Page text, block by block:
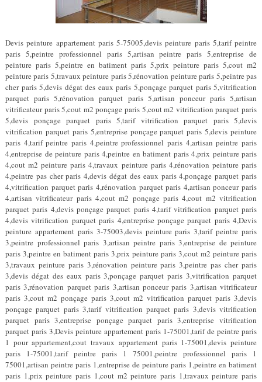
Devis peinture appartement paris 5-75005,devis peinture paris 5,tarif peintre
paris 5,peintre professionnel paris 5,artisan peintre paris 5,entreprise de
peinture paris 5,peintre en batiment paris 5,prix peinture paris 5,cout m2
peinture paris 5,travaux peinture paris 5,rénovation peinture paris 5,peintre pas
cher paris 5,devis dégat des eaux paris 5,ponçage parquet paris 5,vitrification
parquet paris 5,rénovation parquet paris 5,artisan ponceur paris 5,artisan
vitrificateur paris 5,cout m2 ponçage paris 5,cout m2 vitrification parquet paris
5,devis ponçage parquet paris 5,tarif vitrification parquet paris 5,devis
vitrification parquet paris 5,entreprise ponçage parquet paris 5,devis peinture
paris 4,tarif peintre paris 4,peintre professionnel paris 4,artisan peintre paris
4,entreprise de peinture paris 4,peintre en batiment paris 4,prix peinture paris
4,cout m2 peinture paris 4,travaux peinture paris 4,rénovation peinture paris
4,peintre pas cher paris 4,devis dégat des eaux paris 4,ponçage parquet paris
4,vitrification parquet paris 4,rénovation parquet paris 4,artisan ponceur paris
4,artisan vitrificateur paris 4,cout m2 ponçage paris 4,cout m2 vitrification
parquet paris 4,devis ponçage parquet paris 4,tarif vitrification parquet paris
4,devis vitrification parquet paris 4,entreprise ponçage parquet paris 4,Devis
peinture appartement paris 3-75003,devis peinture paris 3,tarif peintre paris
3,peintre professionnel paris 3,artisan peintre paris 3,entreprise de peinture
paris 3,peintre en batiment paris 3,prix peinture paris 3,cout m2 peinture paris
3,travaux peinture paris 3,rénovation peinture paris 3,peintre pas cher paris
3,devis dégat des eaux paris 3,ponçage parquet paris 3,vitrification parquet
paris 3,rénovation parquet paris 3,artisan ponceur paris 3,artisan vitrificateur
paris 3,cout m2 ponçage paris 3,cout m2 vitrification parquet paris 3,devis
ponçage parquet paris 3,tarif vitrification parquet paris 3,devis vitrification
parquet paris 3,entreprise ponçage parquet paris 3,entreprise vitrification
parquet paris 3,Devis peinture appartement paris 1-75001,tarif de peintre paris
1 pour appartement,cout travaux appartement paris 1-75001,devis peinture
paris 1-75001,tarif peintre paris 1 75001,peintre professionnel paris 1
75001,artisan peintre paris 1,entreprise de peinture paris 1,peintre en batiment
paris 1,prix peinture paris 1,cout m2 peinture paris 1,travaux peinture paris